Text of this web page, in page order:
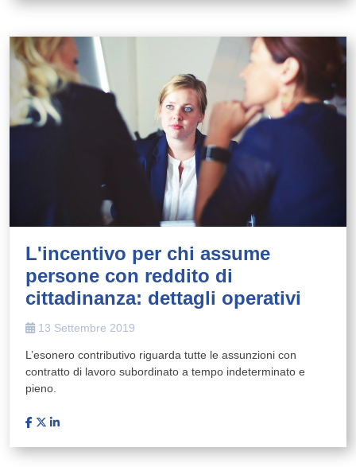
L'incentivo per chi assume
persone con reddito di
cittadinanza: dettagli operativi
13 Settembre 2019
L’esonero contributivo riguarda tutte le assunzioni con
contratto di lavoro subordinato a tempo indeterminato e
pieno.